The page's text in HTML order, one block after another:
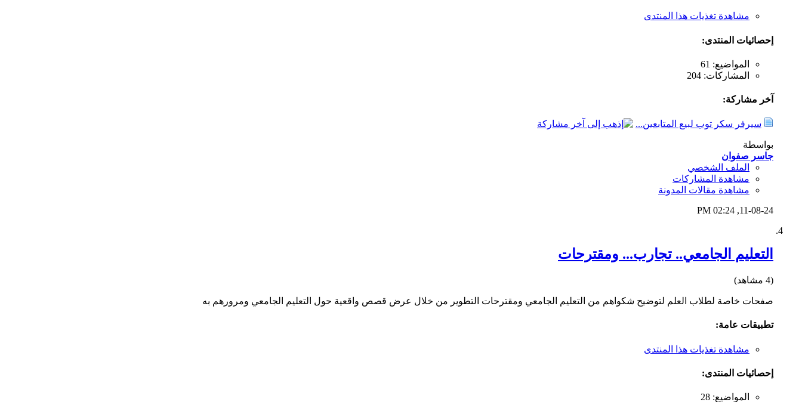
مشاهدة تغذيات هذا المنتدى
إحصائيات المنتدى:
المواضيع: 61
المشاركات: 204
آخر مشاركة:
سيرفر سكر توب لبيع المتابعين...
بواسطة
جاسر صفوان
الملف الشخصي
مشاهدة المشاركات
مشاهدة مقالات المدونة
11-08-24,
02:24 PM
التعليم الجامعي.. تجارب... ومقترحات
(4 مشاهد)
صفحات خاصة لطلاب العلم لتوضيح شكواهم من التعليم الجامعي ومقترحات التطوير من خلال عرض قصص واقعية حول التعليم الجامعي ومرورهم به
تطبيقات عامة:
مشاهدة تغذيات هذا المنتدى
إحصائيات المنتدى:
المواضيع: 28